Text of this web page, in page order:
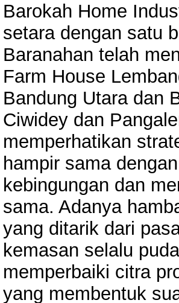
Barokah Home
setara dengan satu
Baranahan telah
Farm House
Bandung Utara dan
Ciwidey dan
memperhatikan
hampir sama
kebingungan dan
sama. Adanya
yang ditarik dari
kemasan selalu
memperbaiki citra
yang membentuk